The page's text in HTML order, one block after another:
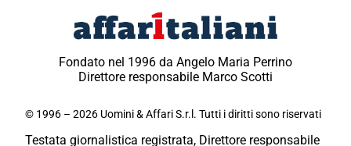
Fondato nel 1996 da Angelo Maria Perrino
Direttore responsabile Marco Scotti
© 1996 – 2026 Uomini & Affari S.r.l. Tutti i diritti sono riservati
Testata giornalistica registrata, Direttore responsabile